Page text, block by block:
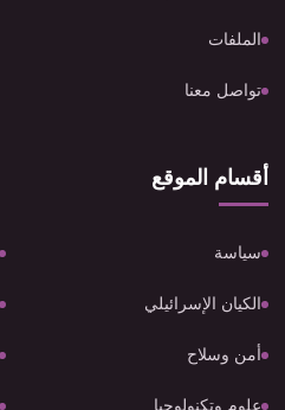
الملفات
تواصل معنا
أقسام الموقع
سياسة
الكيان الإسرائيلي
أمن وسلاح
علوم وتكنولوجيا